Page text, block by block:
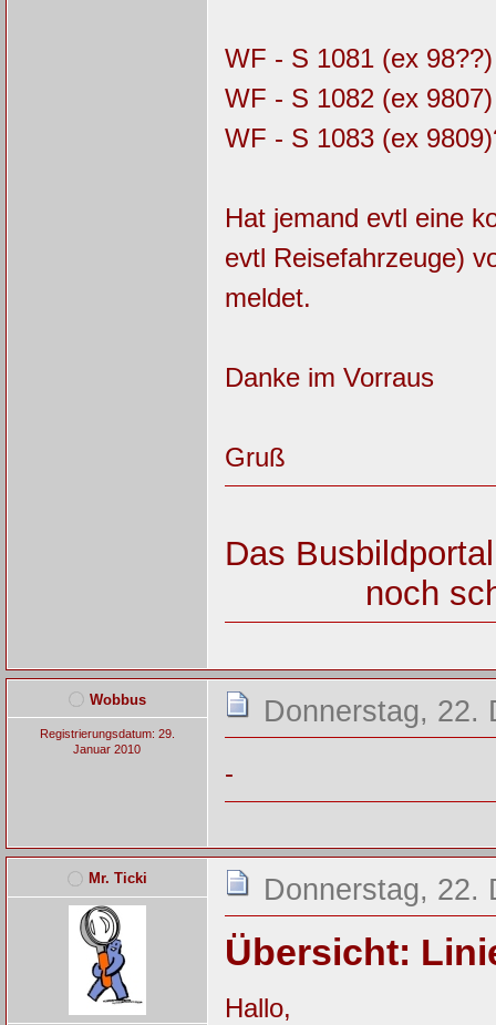
WF - S 1081 (ex 98??)
WF - S 1082 (ex 9807)
WF - S 1083 (ex
Hat jemand evtl eine
evtl Reisefahrzeuge)
meldet.
Danke im Vorraus
Gruß
Das
noch
Wobbus
Registrierungsdatum: 29.
Januar 2010
Donnerstag, 22.
-
Mr. Ticki Donnerstag, 22.
Übersicht:
Hallo,